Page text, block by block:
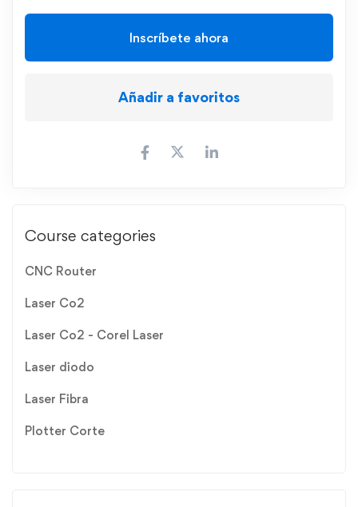
Inscríbete ahora
Añadir a favoritos
Course categories
CNC Router
Laser Co2
Laser Co2 - Corel Laser
Laser diodo
Laser Fibra
Plotter Corte